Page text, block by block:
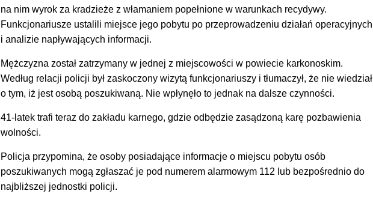
na nim wyrok za kradzieże z włamaniem popełnione w warunkach recydywy.
Funkcjonariusze ustalili miejsce jego pobytu po przeprowadzeniu działań operacyjnych
i analizie napływających informacji.
Mężczyzna został zatrzymany w jednej z miejscowości w powiecie karkonoskim.
Według relacji policji był zaskoczony wizytą funkcjonariuszy i tłumaczył, że nie wiedział
o tym, iż jest osobą poszukiwaną. Nie wpłynęło to jednak na dalsze czynności.
41-latek trafi teraz do zakładu karnego, gdzie odbędzie zasądzoną karę pozbawienia
wolności.
Policja przypomina, że osoby posiadające informacje o miejscu pobytu osób
poszukiwanych mogą zgłaszać je pod numerem alarmowym 112 lub bezpośrednio do
najbliższej jednostki policji.